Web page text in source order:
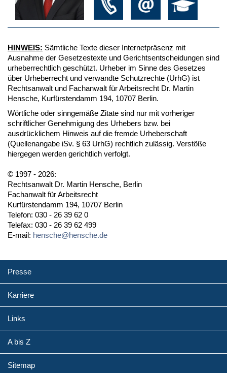
HINWEIS: Sämtliche Texte dieser Internetpräsenz mit
Ausnahme der Gesetzestexte und Gerichtsentscheidungen sind
urheberrechtlich geschützt. Urheber im Sinne des Gesetzes
über Urheberrecht und verwandte Schutzrechte (UrhG) ist
Rechtsanwalt und Fachanwalt für Arbeitsrecht Dr. Martin
Hensche, Kurfürstendamm 194, 10707 Berlin.
Wörtliche oder sinngemäße Zitate sind nur mit vorheriger
schriftlicher Genehmigung des Urhebers bzw. bei
ausdrücklichem Hinweis auf die fremde Urheberschaft
(Quellenangabe iSv. § 63 UrhG) rechtlich zulässig. Verstöße
hiergegen werden gerichtlich verfolgt.
© 1997 - 2026:
Rechtsanwalt Dr. Martin Hensche, Berlin
Fachanwalt für Arbeitsrecht
Kurfürstendamm 194, 10707 Berlin
Telefon: 030 - 26 39 62 0
Telefax: 030 - 26 39 62 499
E-mail: hensche@hensche.de
Presse
Karriere
Links
A bis Z
Sitemap